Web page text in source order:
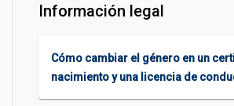
Información legal
Cómo cambiar el género en un
nacimiento y una licencia de